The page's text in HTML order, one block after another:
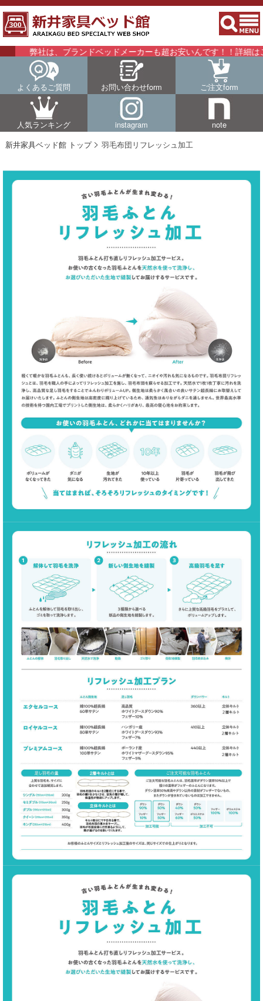
弊社は、ブランドベッドメーカーも超お安いんです！！詳細はこち
よくあるご質問 お問い合わせform ご注文form
人気ランキング instagram
note
新井家具ベッド館 トップ
羽毛布団リフレッシュ加工